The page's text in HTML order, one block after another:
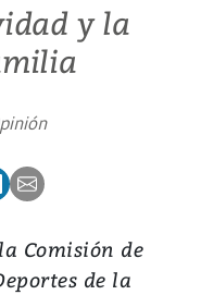
y la
Comisión de
de la